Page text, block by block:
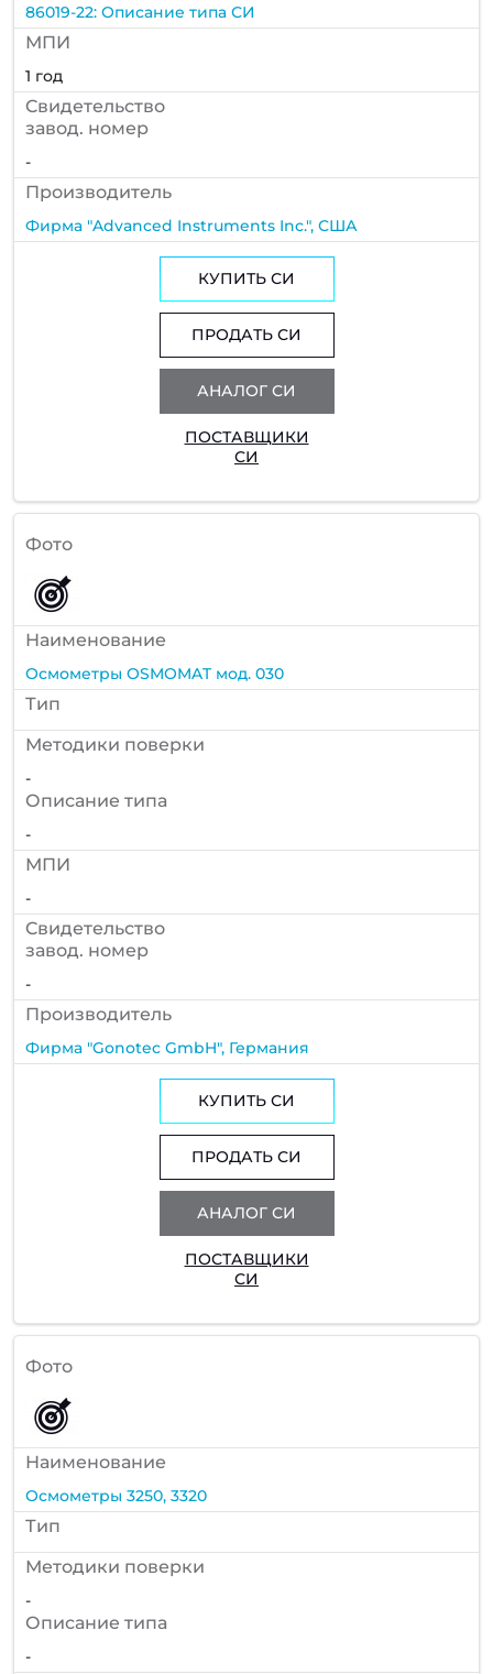
86019-22: Описание типа СИ
МПИ
1 год
Cвидетельство
завод. номер
-
Производитель
Фирма "Advanced Instruments Inc.", США
КУПИТЬ СИ
ПРОДАТЬ СИ
АНАЛОГ СИ
ПОСТАВЩИКИ
СИ
Фото
Наименование
Осмометры OSMOMAT мод. 030
Тип
Методики поверки
-
Описание типа
-
МПИ
-
Cвидетельство
завод. номер
-
Производитель
Фирма "Gonotec GmbH", Германия
КУПИТЬ СИ
ПРОДАТЬ СИ
АНАЛОГ СИ
ПОСТАВЩИКИ
СИ
Фото
Наименование
Осмометры 3250, 3320
Тип
Методики поверки
-
Описание типа
-